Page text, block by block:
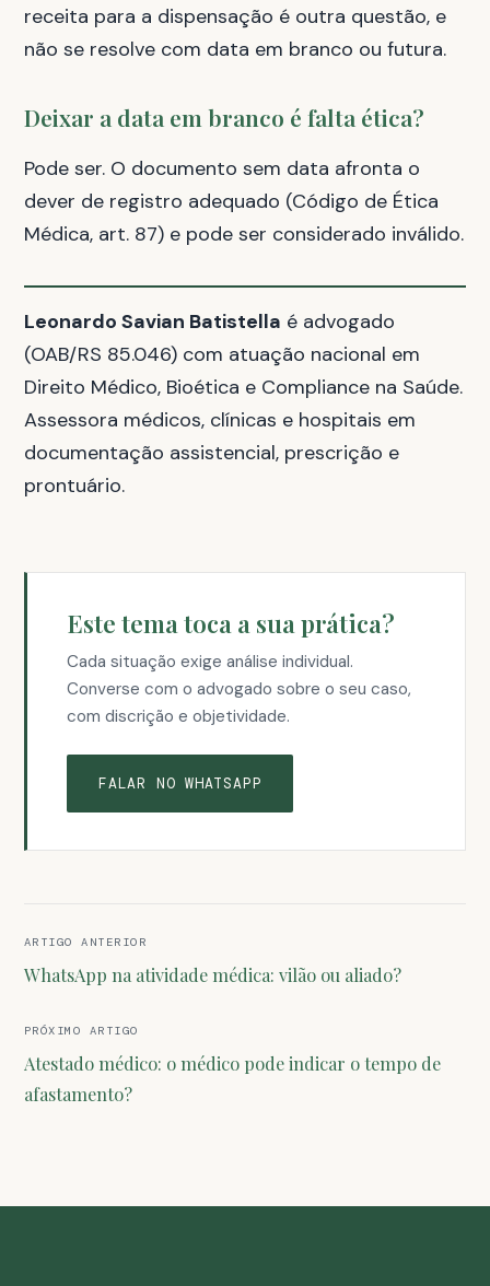
receita para a dispensação é outra questão, e
não se resolve com data em branco ou futura.
Deixar a data em branco é falta ética?
Pode ser. O documento sem data afronta o
dever de registro adequado (Código de Ética
Médica, art. 87) e pode ser considerado inválido.
Leonardo Savian Batistella é advogado
(OAB/RS 85.046) com atuação nacional em
Direito Médico, Bioética e Compliance na Saúde.
Assessora médicos, clínicas e hospitais em
documentação assistencial, prescrição e
prontuário.
Este tema toca a sua prática?
Cada situação exige análise individual.
Converse com o advogado sobre o seu caso,
com discrição e objetividade.
FALAR NO WHATSAPP
Navegação
de
ARTIGO ANTERIOR
WhatsApp na atividade médica: vilão ou aliado?
PRÓXIMO ARTIGO
Atestado médico: o médico pode indicar o tempo de
afastamento?